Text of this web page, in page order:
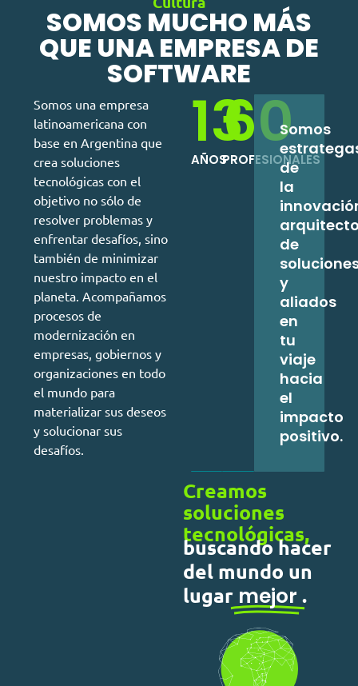
Ofrecemos soluciones descentralizadas que
garantizan la seguridad, transparencia y trazabilidad
de las transacciones. Nuestro servicio de blockchain
se especializa en el desarrollo de aplicaciones
distribuidas que permiten a las empresas realizar
operaciones de manera segura y eficiente,
reduciendo los riesgos y mejorando la confianza en
los sistemas de intercambio de información.
SOMOS MUCHO MÁS
QUE UNA EMPRESA DE
SOFTWARE
Somos una empresa
latinoamericana con
base en Argentina que
crea soluciones
tecnológicas con el
objetivo no sólo de
resolver problemas y
enfrentar desafíos, sino
también de minimizar
nuestro impacto en el
planeta. Acompañamos
procesos de
modernización en
empresas, gobiernos y
organizaciones en todo
el mundo para
materializar sus deseos
y solucionar sus
desafíos.
13
AÑOS60
PROFESIONALES
Somos
de
la
de
y
aliados
en
tu
viaje
hacia
el
impacto
positivo.
Creamos
soluciones
tecnológicas,
buscando hacer
del mundo un
lugar mejor .